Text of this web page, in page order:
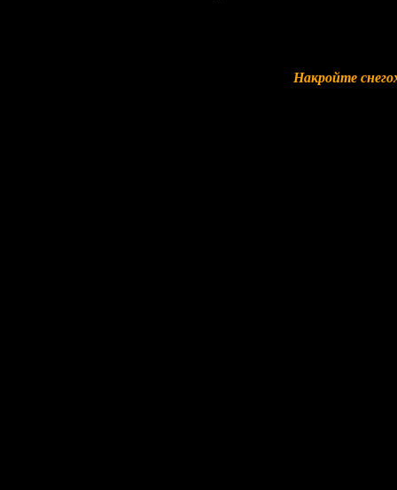
Накройте